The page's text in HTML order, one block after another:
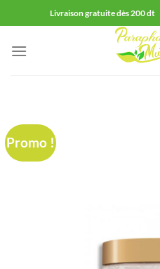
au
contenu
Livraison gratuite dès 200
Promo !